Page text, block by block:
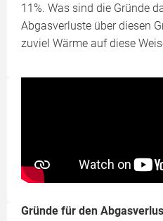
11%. Was sind die Gründe
Abgasverluste über diesen
zuviel Wärme auf diese
Gründe für den